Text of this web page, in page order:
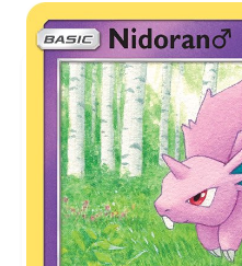
Aktueller